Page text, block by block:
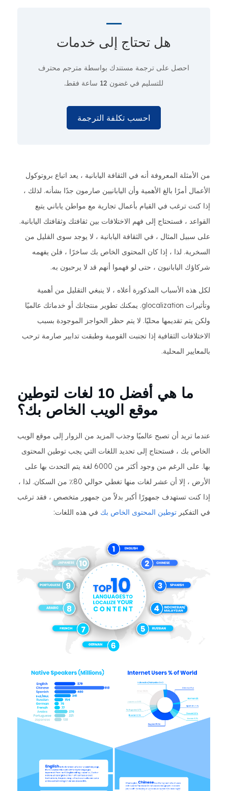
هل تحتاج إلى خدمات
احصل على ترجمة مستندك بواسطة مترجم محترف
للتسليم في غضون 12 ساعة فقط.
احسب تكلفة الترجمة
من الأمثلة المعروفة أنه في الثقافة اليابانية ، يعد اتباع بروتوكول
الأعمال أمرًا بالغ الأهمية وأن اليابانيين صارمون جدًا بشأنه. لذلك ،
إذا كنت ترغب في القيام بأعمال تجارية مع مواطن ياباني يتبع
القواعد ، فستحتاج إلى فهم الاختلافات بين ثقافتك وثقافتك اليابانية.
على سبيل المثال ، في الثقافة اليابانية ، لا يوجد سوى القليل من
السخرية. لذا ، إذا كان المحتوى الخاص بك ساخرًا ، فلن يفهمه
شركاؤك اليابانيون ، حتى لو فهموا أنهم قد لا يرحبون به.
لكل هذه الأسباب المذكورة أعلاه ، لا ينبغي التقليل من أهمية
وتأثيرات glocalization. يمكنك تطوير منتجاتك أو خدماتك عالميًا
ولكن يتم تقديمها محليًا. لا يتم حظر الحواجز الموجودة بسبب
الاختلافات الثقافية إذا تجنبت القومية وطبقت تدابير صارمة ترحب
بالمعايير المحلية.
ما هي أفضل 10 لغات لتوطين
موقع الويب الخاص بك؟
عندما تريد أن تصبح عالميًا وجذب المزيد من الزوار إلى موقع الويب
الخاص بك ، فستحتاج إلى تحديد اللغات التي يجب توطين المحتوى
بها. على الرغم من وجود أكثر من 6000 لغة يتم التحدث بها على
الأرض ، إلا أن عشر لغات منها تغطي حوالي 80٪ من السكان. لذا ،
إذا كنت تستهدف جمهورًا أكبر بدلاً من جمهور متخصص ، فقد ترغب
في التفكير توطين المحتوى الخاص بك في هذه اللغات: